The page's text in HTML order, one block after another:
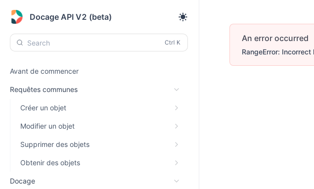
Docage API V2 (beta)
Search
Avant de commencer
Requêtes communes
Créer un objet
Modifier un objet
Supprimer des objets
Obtenir des objets
Docage
An error occurred
RangeError: